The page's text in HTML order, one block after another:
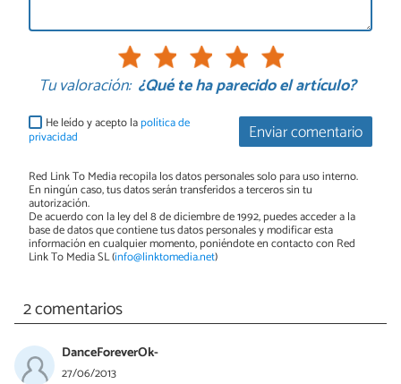
Tu valoración: ¿Qué te ha parecido el artículo?
Enviar comentario
He leído y acepto lapolítica de
privacidad
Red Link To Media recopila los datos personales solo para uso interno.
En ningún caso, tus datos serán transferidos a terceros sin tu
autorización.
De acuerdo con la ley del 8 de diciembre de 1992, puedes acceder a la
base de datos que contiene tus datos personales y modificar esta
información en cualquier momento, poniéndote en contacto con Red
Link To Media SL (info@linktomedia.net)
2 comentarios
DanceForeverOk-
27/06/2013